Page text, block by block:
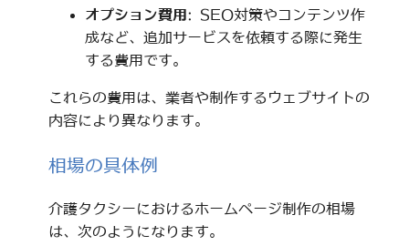
オプション費用: SEO対策やコンテンツ作
成など、追加サービスを依頼する際に発生
する費用です。
これらの費用は、業者や制作するウェブサイトの
内容により異なります。
相場の具体例
介護タクシーにおけるホームページ制作の相場
は、次のようになります。